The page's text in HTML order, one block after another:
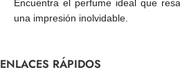
Encuentra el perfume ideal que
una impresión inolvidable.
ENLACES RÁPIDOS